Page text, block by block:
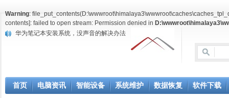
Warning:
contents]: failed to open stream: Permission denied in
华为笔记本安装系统，没声音的解决办法
首页 电脑资讯 智能设备 系统维护 数据恢复 软件下载